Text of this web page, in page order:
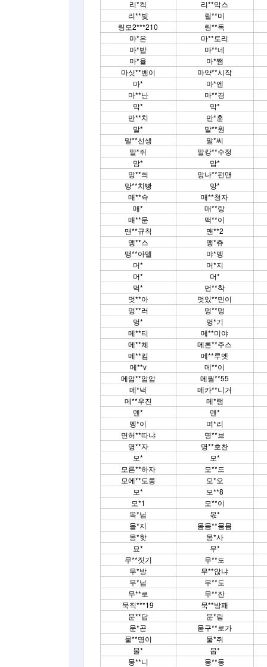
리*켁
리**막스
리**빛
릴**미
링모2***210
링**독
마*은
마**토리
마*밥
마**네
마*율
마*쨈
마싯**벤이
마약**시작
마*
마*엔
마**난
마**경
막*
막*
만**치
만*훈
말*
말**원
말**선생
말*씨
말*쥐
말캉**수정
맘*
맙*
망**씌
망나**펀맨
망**치빵
망*
매**슉
매**청자
매*
매**랑
매**문
맥**이
맨**규칙
맨**2
맹**스
맹*츄
맹**아델
먀*뎅
머*
머*지
머*
머*
먹*
먼**착
멋**아
멋있**민이
멍**러
멍**멍
멍*
멍*기
메**티
메**미야
메**체
메론**주스
메**킴
메**루엣
메**v
메**이
메암**암암
메월**55
메*낵
메카**니거
메**우진
메*랭
멘*
멘*
멩*이
며*리
면허**따냐
명**브
명**자
명**호찬
모*
모*
모른**하자
모**드
모에**도룽
모*오
모*
모**8
모*1
모**이
목*님
몫*
몰*지
몸믐**뭄믐
몽*핫
몽*사
묘*
무*
무**짓기
무**도
무*방
무**않냐
무*님
무**도
무**로
무**잔
묵직***19
묵**방패
문**답
문*림
문*곤
묻구**로가
물**명이
물*쥐
물*
뭅*
뭉**니
뭉**둥